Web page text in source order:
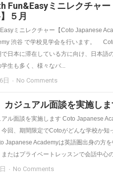
Fun&Easyミニレクチャ
５月
ミニレクチャー【Coto Japanese
渋谷 で学校見学会を行います。
日本に滞在している方に向け、日本語
生も多く、様々なバ...
日 No Comments
カジュアル面談を実施しま
アル面談を実施します Coto Japanese
回、期間限定でCotoがどんな学校か知
Japanese Academyは英語圏出身の方
たはプライベートレッスンで会話中心
No Comments